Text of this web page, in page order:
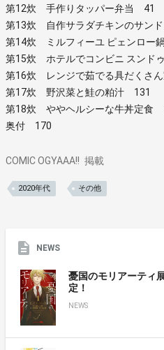
第12炊 手作りタッパー弁当 41
第13炊 自作サラダチキンのサン
第14炊 ミルフィーユ ピェンロー
第15炊 ホテルでコンビニ スンド
第16炊 レンジで茹でる具だくさ
第17炊 野沢菜と鮭の粕汁 131
第18炊 ややヘルシーな牛丼定食
奥付 170
COMIC OGYAAA!! 掲載
2020年代 その他
NEWS
憂国のモリアーティ
定！
NEWS